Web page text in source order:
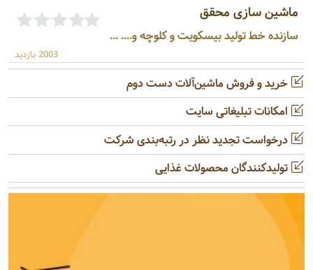
ماشین سازی محقق
سازنده خط تولید بیسکویت و کلوچه و.... ...
2003 بازدید
خرید و فروش ماشین‌آلات دست دوم
امکانات تبلیغاتی سایت
درخواست تجدید نظر در رتبه‌بندی شرکت
تولیدکنندگان محصولات غذایی